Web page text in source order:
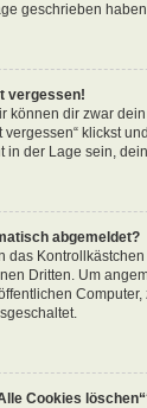
geschrieben
vergessen!
können dir zwar
vergessen“ klickst
in der Lage sein,
abgemeldet?
das
Dritten. Um
Cookies